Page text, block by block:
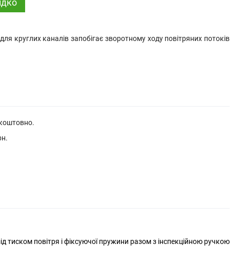
круглих каналів запобігає зворотному ходу повітряних потоків
тиском повітря і фіксуючої пружини разом з інспекційною ручкою